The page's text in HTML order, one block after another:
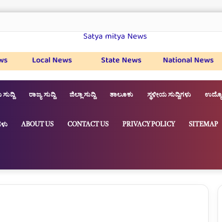
Local News State News National News
ಸುದ್ದಿ ರಾಜ್ಯ ಸುದ್ದಿ ಜಿಲ್ಲಾ ಸುದ್ದಿ ತಾಲೂಕು ಸ್ಥಳೀಯ ಸುದ್ದಿಗಳು
ABOUT US CONTACT US PRIVACY POLICY SITEMAP